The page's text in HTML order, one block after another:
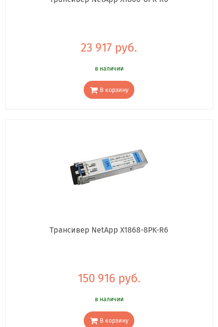
23 917 руб.
в наличии
В корзину
Трансивер NetApp X1868-8PK-R6
150 916 руб.
в наличии
В корзину